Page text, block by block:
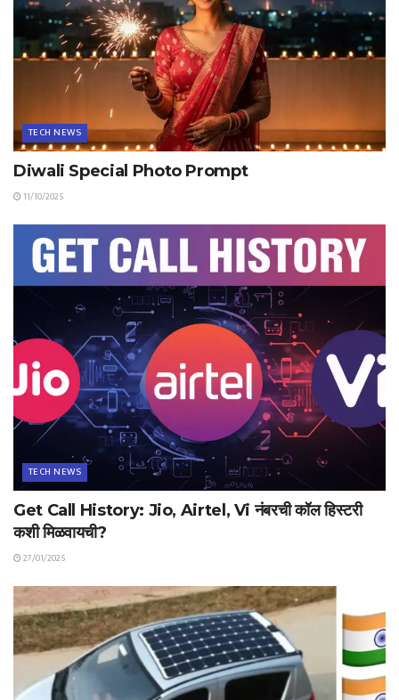
TECH NEWS
Diwali Special Photo Prompt
11/10/2025
TECH NEWS
Get Call History: Jio, Airtel, Vi नंबरची कॉल हिस्टरी
कशी मिळवायची?
27/01/2025